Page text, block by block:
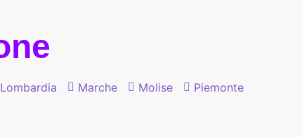
Lombardia Marche Molise
Piemonte